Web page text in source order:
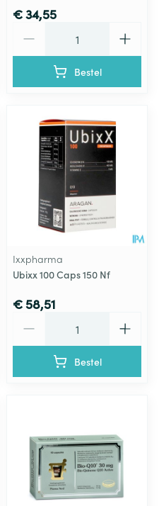
€ 34,55
Bestel
Ixxpharma
Ubixx 100 Caps 150 Nf
€ 58,51
Bestel